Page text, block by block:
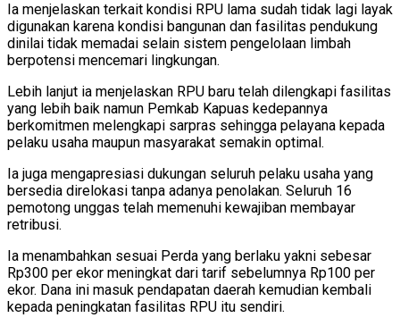
Ia menjelaskan terkait kondisi RPU lama sudah tidak lagi layak
digunakan karena kondisi bangunan dan fasilitas pendukung
dinilai tidak memadai selain sistem pengelolaan limbah
berpotensi mencemari lingkungan.
Lebih lanjut ia menjelaskan RPU baru telah dilengkapi fasilitas
yang lebih baik namun Pemkab Kapuas kedepannya
berkomitmen melengkapi sarpras sehingga pelayana kepada
pelaku usaha maupun masyarakat semakin optimal.
Ia juga mengapresiasi dukungan seluruh pelaku usaha yang
bersedia direlokasi tanpa adanya penolakan. Seluruh 16
pemotong unggas telah memenuhi kewajiban membayar
retribusi.
Ia menambahkan sesuai Perda yang berlaku yakni sebesar
Rp300 per ekor meningkat dari tarif sebelumnya Rp100 per
ekor. Dana ini masuk pendapatan daerah kemudian kembali
kepada peningkatan fasilitas RPU itu sendiri.